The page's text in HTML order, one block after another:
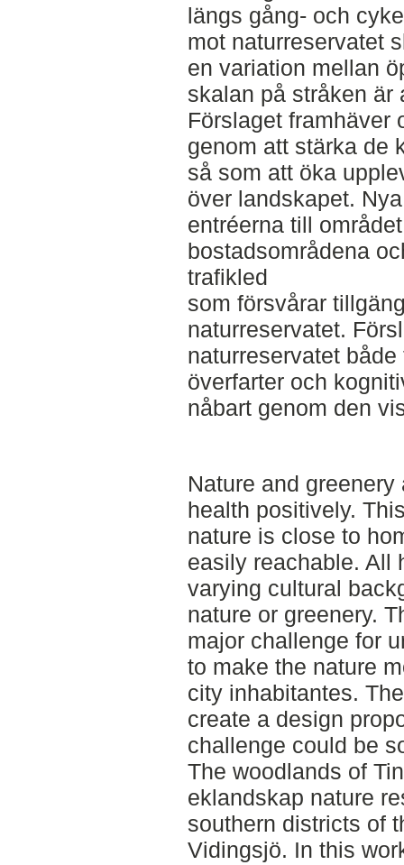
längs gång- och
mot naturreservatet
en variation mellan
skalan på stråken är
Förslaget framhäver
genom att stärka de
så som att öka
över landskapet.
entréerna till
bostadsområdena
trafikled
som försvårar
naturreservatet.
naturreservatet
överfarter och
nåbart genom den
Nature and
health positively.
nature is close to
easily reachable. All
varying cultural
nature or greenery.
major challenge for
to make the nature
city inhabitantes.
create a design
challenge could be
The woodlands of
eklandskap nature
southern districts of
Vidingsjö. In this